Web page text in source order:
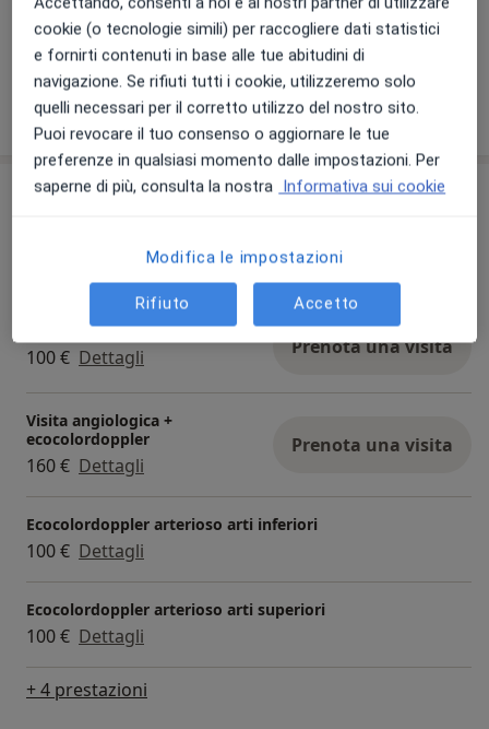
Visualizza galleria (2)
Mostra dettagli
sull'esperienza
Prestazioni e prezzi
Dettagli Prenota una visita
Sclerosanti
100 € Dettagli Prenota una visita
Visita angiologica +
ecocolordoppler
160 € Dettagli
Prenota una visita
Ecocolordoppler arterioso arti inferiori
100 € Dettagli
Ecocolordoppler arterioso arti superiori
100 € Dettagli
+ 4 prestazioni
cookie (o tecnologie simili) per raccogliere dati statistici
e fornirti contenuti in base alle tue abitudini di
navigazione. Se rifiuti tutti i cookie, utilizzeremo solo
quelli necessari per il corretto utilizzo del nostro sito.
Puoi revocare il tuo consenso o aggiornare le tue
preferenze in qualsiasi momento dalle impostazioni. Per
saperne di più, consulta la nostra Informativa sui cookie
Modifica le impostazioni
Rifiuto Accetto